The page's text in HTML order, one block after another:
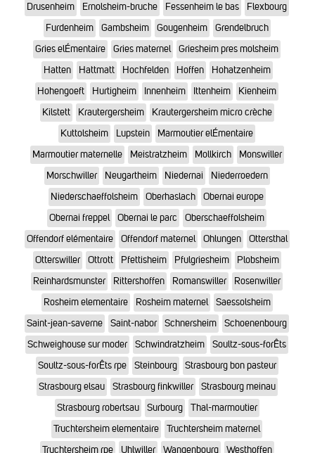
Drusenheim
Ernolsheim-bruche Fessenheim le bas
Flexbourg
Furdenheim
Gambsheim Gougenheim
Grendelbruch
Gries elÉmentaire
Gries maternel
Griesheim pres molsheim
Hatten
Hattmatt Hochfelden Hoffen
Hohatzenheim
Hohengoeft
Hurtigheim Innenheim Ittenheim
Kienheim
Kilstett
Krautergersheim
Krautergersheim micro crèche
Kuttolsheim
Lupstein
Marmoutier elÉmentaire
Marmoutier maternelle
Meistratzheim Mollkirch
Monswiller
Morschwiller
Neugartheim Niedernai
Niederroedern
Niederschaeffolsheim
Oberhaslach
Obernai europe
Obernai freppel
Obernai le parc
Oberschaeffolsheim
Offendorf elémentaire
Offendorf maternel Ohlungen
Ottersthal
Otterswiller
Ottrott Pfettisheim Pfulgriesheim
Plobsheim
Reinhardsmunster
Rittershoffen Romanswiller
Rosenwiller
Rosheim elementaire
Rosheim maternel
Saessolsheim
Saint-jean-saverne
Saint-nabor Schnersheim
Schoenenbourg
Schweighouse sur moder
Schwindratzheim
Soultz-sous-forÊts
Soultz-sous-forÊts rpe
Steinbourg
Strasbourg bon pasteur
Strasbourg elsau
Strasbourg finkwiller
Strasbourg meinau
Strasbourg robertsau
Surbourg
Thal-marmoutier
Truchtersheim elementaire
Truchtersheim maternel
Truchtersheim rpe
Uhlwiller Wangenbourg Westhoffen